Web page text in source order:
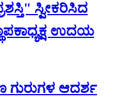
ಸ್ವೀಕರಿಸಿದ
ಉದಯ
ಗುರುಗಳ ಆದರ್ಶ